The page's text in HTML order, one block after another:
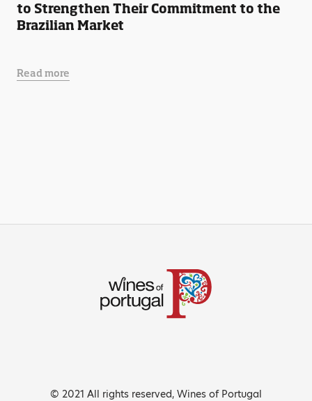
to Strengthen Their Commitment to the
Brazilian Market
Read more
© 2021 All rights reserved, Wines of Portugal